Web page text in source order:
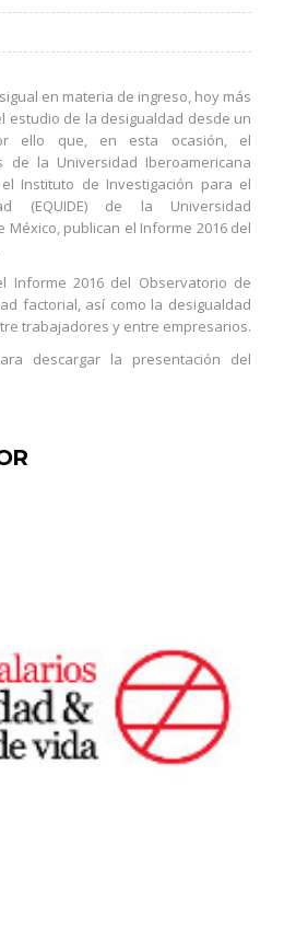
en materia de ingreso, hoy más
estudio de la desigualdad desde un
ello que, en esta ocasión, el
de la Universidad Iberoamericana
Instituto de Investigación para el
(EQUIDE) de la Universidad
México, publican el Informe 2016 del
Informe 2016 del Observatorio de
factorial, así como la desigualdad
trabajadores y entre empresarios.
descargar la presentación del